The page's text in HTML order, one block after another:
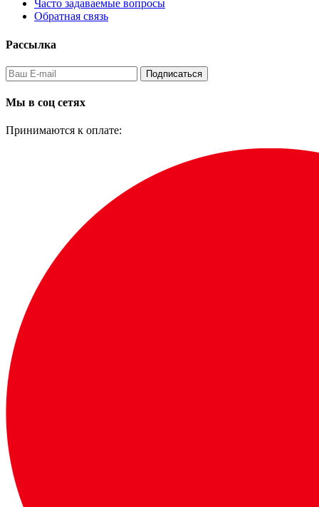
Часто задаваемые вопросы
Обратная связь
Рассылка
Подписаться
Мы в соц сетях
Принимаются к оплате: